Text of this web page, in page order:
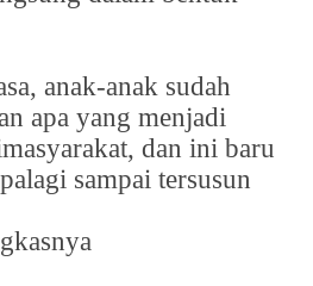
anak-anak sudah
apa yang menjadi
dan ini baru
sampai tersusun